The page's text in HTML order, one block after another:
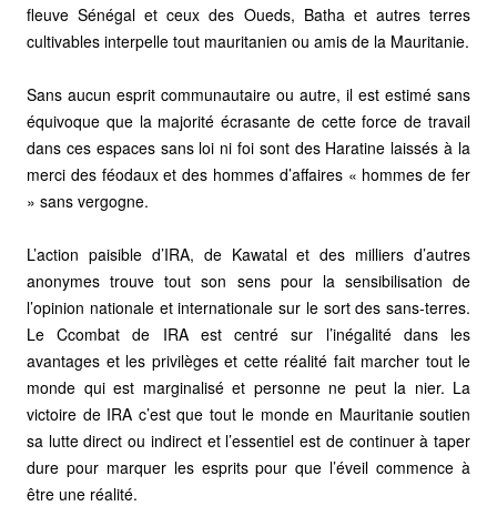
fleuve Sénégal et ceux des Oueds, Batha et autres terres
cultivables interpelle tout mauritanien ou amis de la Mauritanie.
Sans aucun esprit communautaire ou autre, il est estimé sans
équivoque que la majorité écrasante de cette force de travail
dans ces espaces sans loi ni foi sont des Haratine laissés à la
merci des féodaux et des hommes d’affaires « hommes de fer
» sans vergogne.
L’action paisible d’IRA, de Kawatal et des milliers d’autres
anonymes trouve tout son sens pour la sensibilisation de
l’opinion nationale et internationale sur le sort des sans-terres.
Le Ccombat de IRA est centré sur l’inégalité dans les
avantages et les privilèges et cette réalité fait marcher tout le
monde qui est marginalisé et personne ne peut la nier. La
victoire de IRA c’est que tout le monde en Mauritanie soutien
sa lutte direct ou indirect et l’essentiel est de continuer à taper
dure pour marquer les esprits pour que l’éveil commence à
être une réalité.